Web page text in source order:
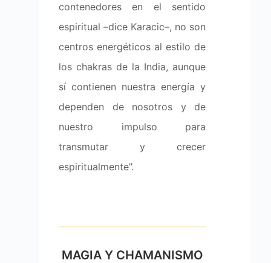
contenedores en el sentido
espiritual –dice Karacic–, no son
centros energéticos al estilo de
los chakras de la India, aunque
sí contienen nuestra energía y
dependen de nosotros y de
nuestro impulso para
transmutar y crecer
espiritualmente”.
MAGIA Y CHAMANISMO